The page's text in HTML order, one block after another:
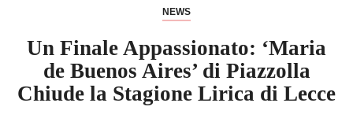
NEWS
Un Finale Appassionato: ‘Maria
de Buenos Aires’ di Piazzolla
Chiude la Stagione Lirica di Lecce